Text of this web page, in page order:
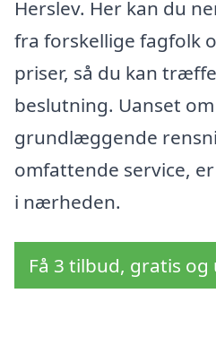
Herslev. Her kan du
fra forskellige fagfolk
priser, så du kan
beslutning. Uanset
grundlæggende
omfattende service,
i nærheden.
Få 3 tilbud, gratis